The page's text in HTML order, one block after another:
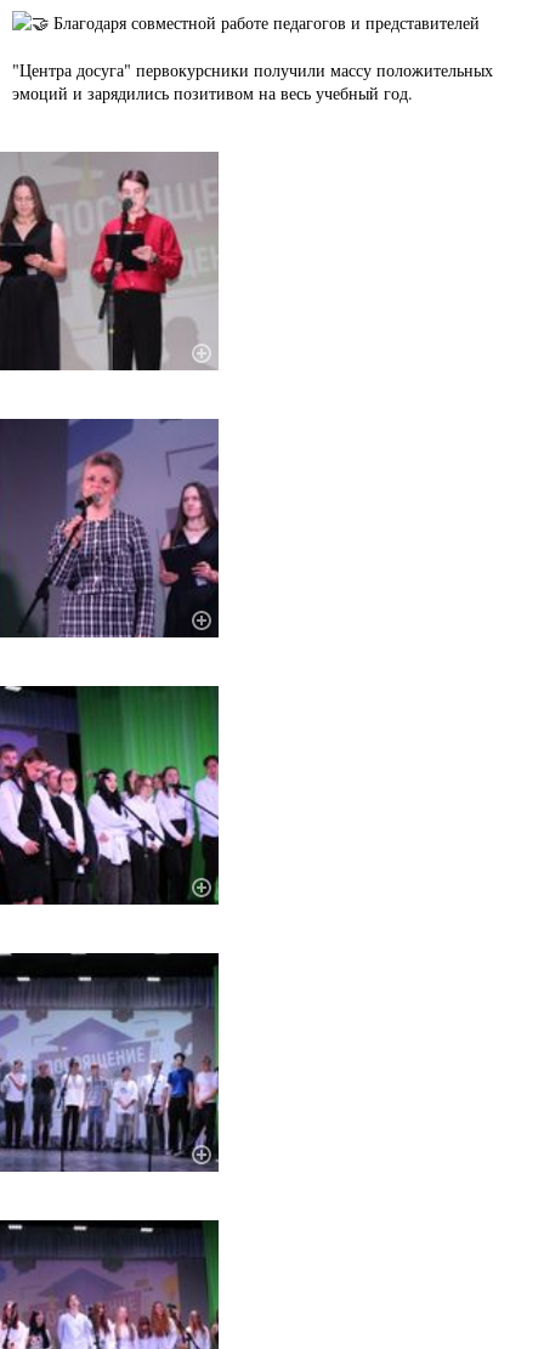
Благодаря совместной работе педагогов и представителей
"Центра досуга" первокурсники получили массу положительных
эмоций и зарядились позитивом на весь учебный год.